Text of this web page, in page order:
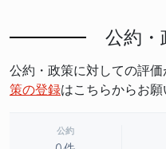
公約・
公約・政策に対しての評価
策の登録はこちらからお願
公約